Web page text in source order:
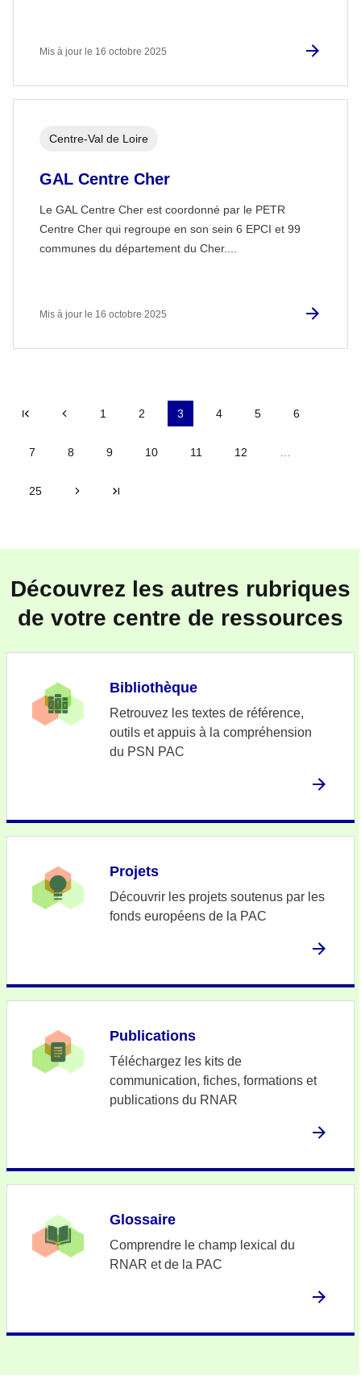
Mis à jour le 16 octobre 2025
GAL Centre Cher
Le GAL Centre Cher est coordonné par le PETR
Centre Cher qui regroupe en son sein 6 EPCI et 99
communes du département du Cher....
Centre-Val de Loire
Mis à jour le 16 octobre 2025
Précédent
1 2 3 4 5 6
7 8 9 10 11 12
25 Suivant
Découvrez les autres rubriques
de votre centre de ressources
Bibliothèque
Retrouvez les textes de référence,
outils et appuis à la compréhension
du PSN PAC
Projets
Découvrir les projets soutenus par les
fonds européens de la PAC
Publications
Téléchargez les kits de
communication, fiches, formations et
publications du RNAR
Glossaire
Comprendre le champ lexical du
RNAR et de la PAC